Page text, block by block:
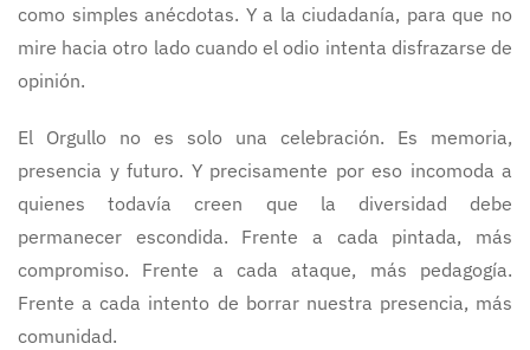
como simples anécdotas. Y a la ciudadanía, para que no
mire hacia otro lado cuando el odio intenta disfrazarse de
opinión.
El Orgullo no es solo una celebración. Es memoria,
presencia y futuro. Y precisamente por eso incomoda a
quienes todavía creen que la diversidad debe
permanecer escondida. Frente a cada pintada, más
compromiso. Frente a cada ataque, más pedagogía.
Frente a cada intento de borrar nuestra presencia, más
comunidad.